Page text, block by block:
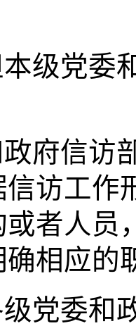
本级党委
府信访
访工作
者人员
相应的
党委和